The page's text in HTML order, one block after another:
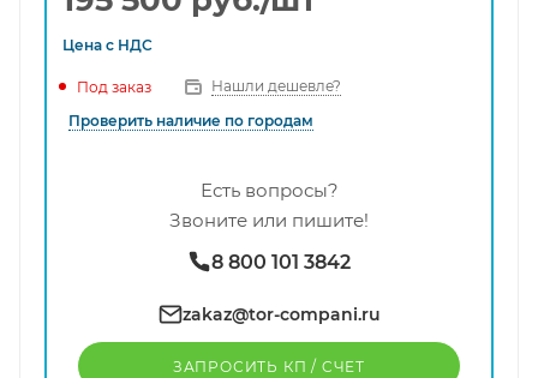
Цена с НДС
Под заказ
Нашли дешевле?
Проверить наличие по городам
Есть вопросы?
Звоните или пишите!
8 800 101 3842
zakaz@tor-compani.ru
ЗАПРОСИТЬ КП / CЧЕТ